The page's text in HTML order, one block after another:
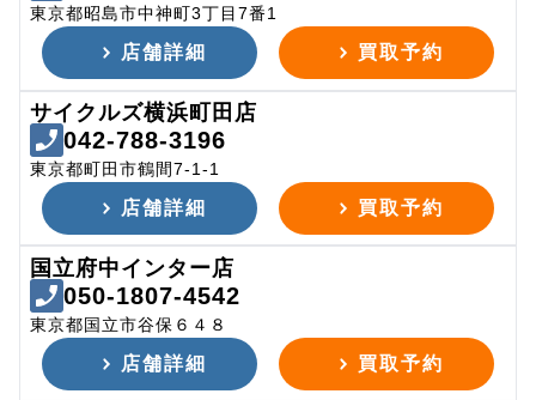
東京都昭島市中神町3丁目7番1
店舗詳細 買取予約
サイクルズ横浜町田店
042-788-3196
東京都町田市鶴間7-1-1
店舗詳細 買取予約
国立府中インター店
050-1807-4542
東京都国立市谷保６４８
店舗詳細 買取予約